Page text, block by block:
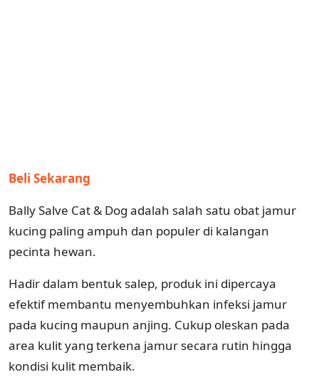
Beli Sekarang
Bally Salve Cat & Dog adalah salah satu obat jamur
kucing paling ampuh dan populer di kalangan
pecinta hewan.
Hadir dalam bentuk salep, produk ini dipercaya
efektif membantu menyembuhkan infeksi jamur
pada kucing maupun anjing. Cukup oleskan pada
area kulit yang terkena jamur secara rutin hingga
kondisi kulit membaik.